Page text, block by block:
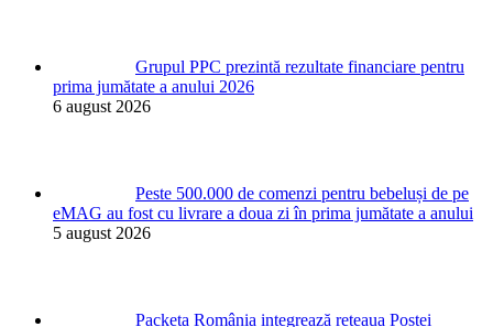
Grupul PPC prezintă rezultate financiare pentru
prima jumătate a anului 2026
6 august 2026
Peste 500.000 de comenzi pentru bebeluși de pe
eMAG au fost cu livrare a doua zi în prima jumătate a anului
5 august 2026
Packeta România integrează rețeaua Poștei